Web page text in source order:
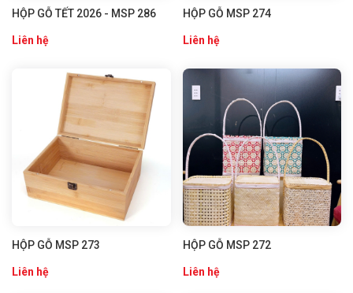
HỘP GỖ TẾT 2026 - MSP 286
Liên hệ
HỘP GỖ MSP 274
Liên hệ
HỘP GỖ MSP 273
Liên hệ
HỘP GỖ MSP 272
Liên hệ